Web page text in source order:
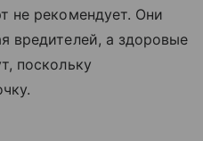
не рекомендует. Они
вредителей, а здоровые
поскольку